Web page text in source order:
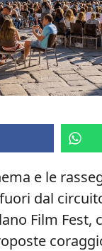
e le
dal
Film